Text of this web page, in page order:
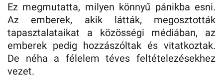
Ez megmutatta, milyen könnyű pánikba esni.
Az emberek, akik látták, megosztották
tapasztalataikat a közösségi médiában, az
emberek pedig hozzászóltak és vitatkoztak.
De néha a félelem téves feltételezésekhez
vezet.